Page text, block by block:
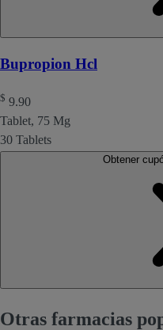
Bupropion Hcl
$ 9.90
Tablet, 75 Mg
30 Tablets
Otras farmacias